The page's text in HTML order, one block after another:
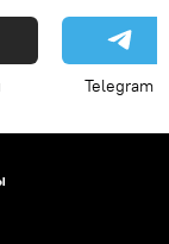
Telegram